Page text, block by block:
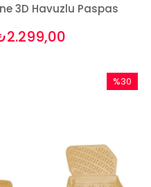
3D Havuzlu Paspas
%30